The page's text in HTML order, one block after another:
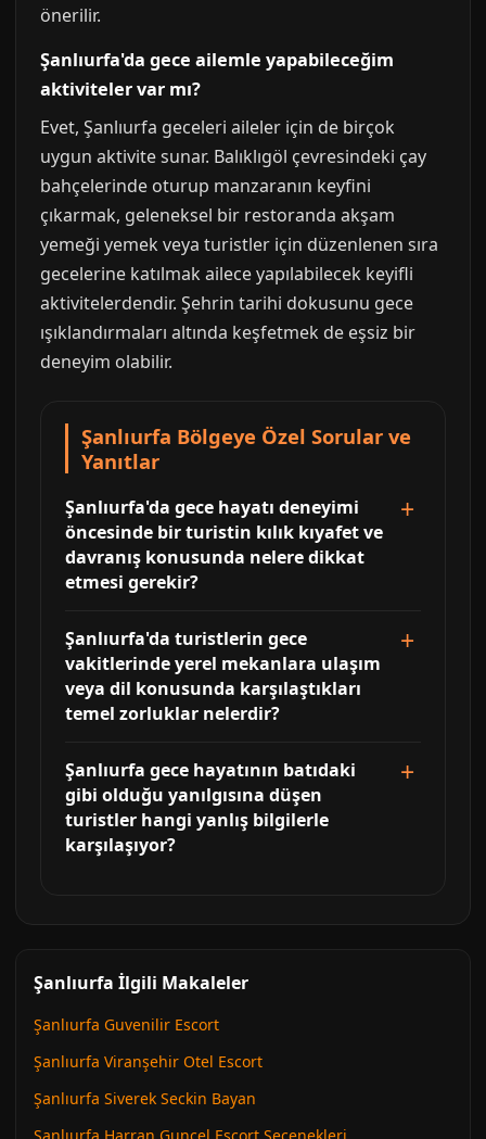
önerilir.
Şanlıurfa'da gece ailemle yapabileceğim
aktiviteler var mı?
Evet, Şanlıurfa geceleri aileler için de birçok
uygun aktivite sunar. Balıklıgöl çevresindeki çay
bahçelerinde oturup manzaranın keyfini
çıkarmak, geleneksel bir restoranda akşam
yemeği yemek veya turistler için düzenlenen sıra
gecelerine katılmak ailece yapılabilecek keyifli
aktivitelerdendir. Şehrin tarihi dokusunu gece
ışıklandırmaları altında keşfetmek de eşsiz bir
deneyim olabilir.
Şanlıurfa Bölgeye Özel Sorular ve
Yanıtlar
Şanlıurfa'da gece hayatı deneyimi
öncesinde bir turistin kılık kıyafet ve
davranış konusunda nelere dikkat
etmesi gerekir?
Şanlıurfa'da turistlerin gece
vakitlerinde yerel mekanlara ulaşım
veya dil konusunda karşılaştıkları
temel zorluklar nelerdir?
Şanlıurfa gece hayatının batıdaki
gibi olduğu yanılgısına düşen
turistler hangi yanlış bilgilerle
karşılaşıyor?
Şanlıurfa İlgili Makaleler
Şanlıurfa Guvenilir Escort
Şanlıurfa Viranşehir Otel Escort
Şanlıurfa Siverek Seckin Bayan